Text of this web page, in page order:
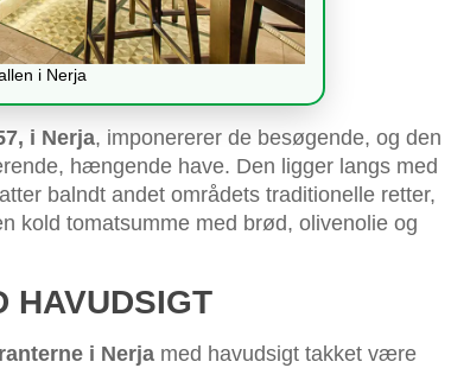
i Nerja
i Nerja, imponererer de besøgende, og den
hængende have. Den ligger langs med
balndt andet områdets traditionelle retter,
kold tomatsumme med brød, olivenolie og
HAVUDSIGT
i Nerja med havudsigt takket være